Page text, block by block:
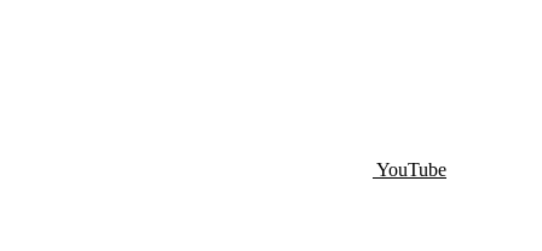
YouTube